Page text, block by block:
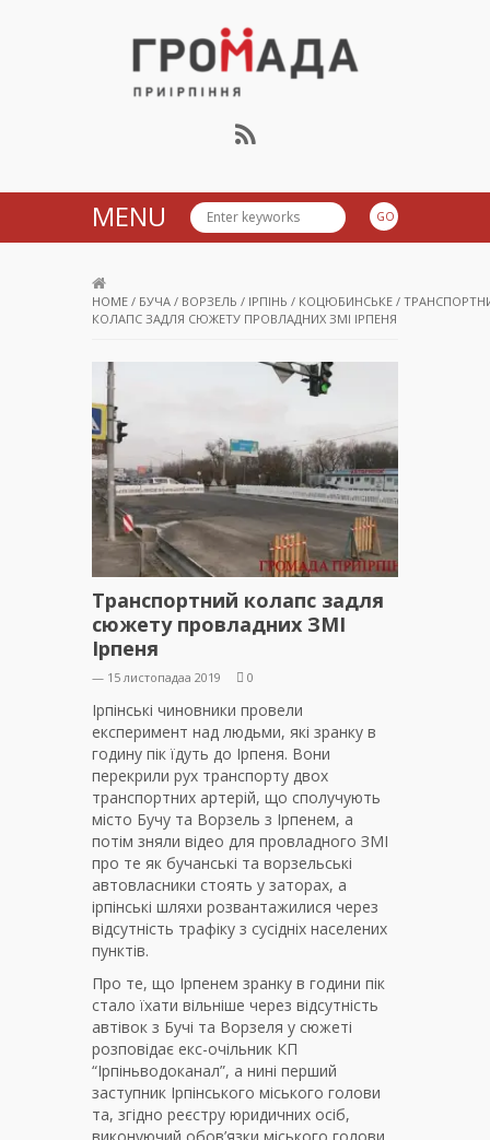
Громада Приірпіння
MENU
HOME / БУЧА / ВОРЗЕЛЬ / ІРПІНЬ / КОЦЮБИНСЬКЕ /
КОЛАПС ЗАДЛЯ СЮЖЕТУ ПРОВЛАДНИХ ЗМІ ІРПЕНЯ
Транспортний колапс задля
сюжету провладних ЗМІ
Ірпеня
— 15 листопадаа 2019 0
Ірпінські чиновники провели
експеримент над людьми, які зранку в
годину пік їдуть до Ірпеня. Вони
перекрили рух транспорту двох
транспортних артерій, що сполучують
місто Бучу та Ворзель з Ірпенем, а
потім зняли відео для провладного ЗМІ
про те як бучанські та ворзельські
автовласники стоять у заторах, а
ірпінські шляхи розвантажилися через
відсутність трафіку з сусідніх населених
пунктів.
Про те, що Ірпенем зранку в години пік
стало їхати вільніше через відсутність
автівок з Бучі та Ворзеля у сюжеті
розповідає екс-очільник КП
“Ірпіньводоканал”, а нині перший
заступник Ірпінського міського голови
та, згідно реєстру юридичних осіб,